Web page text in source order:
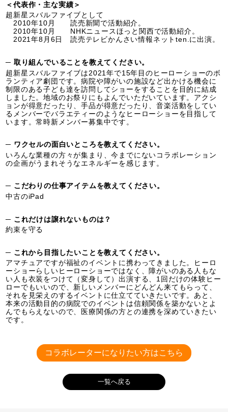
＜代表作・主な実績＞
超新星スバルファイブとして
2010年10月 読売新聞で活動紹介。
2010年10月 NHKニュースほっと関西で活動紹介。
2021年8月6日 読売テレビかんさい情報ネットten.に出演。
─ 取り組んでいることを教えてください。
超新星スバルファイブは2021年で15年目のヒーローショーのボ
ランティア劇団です。病院や障がいの施設など出かける機会に
制限のある子ども達を訪問してショーをすることを目的に結成
しました。地域のお祭りにもよんでいただいています。アクシ
ョンが得意だったり、手品が得意だったり、音楽活動をしてい
るメンバーでバラエティーのようなヒーローショーを目指して
います。常時新メンバー募集中です。
─ ワクセルの面白いところを教えてください。
いろんな業種の方々が集まり、今までにないコラボレーション
の企画がうまれそうなエネルギーを感じます。
─ こだわりの仕事アイテムを教えてください。
中古のiPad
─ これだけは譲れないものは？
約束を守る
─ これから目指したいことを教えてください。
アマチュアですが福祉のイベントに携わってきました。ヒーロ
ーショーらしいヒーローショーではなく、障がいのある人もな
い人も衣装をつけて（変身して）出演する、1回だけの体験ヒー
ローでもいいので、新しいメンバーにどんどん来てもらって、
それを見栄えのするイベントに仕立てていきたいです。あと、
本来の活動目的の病院でのイベントは信頼関係を築かないとよ
んでもらえないので、医療関係の方との連携を深めていきたい
です。
コラボレーターになりたい方はこちら
一覧へ戻る